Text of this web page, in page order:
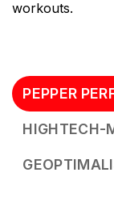
workouts.
PEPPER
HIGHTECH-